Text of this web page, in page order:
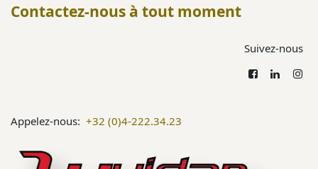
Contactez-nous à tout moment
Suivez-nous
Appelez-nous: +32 (0)4-222.34.23